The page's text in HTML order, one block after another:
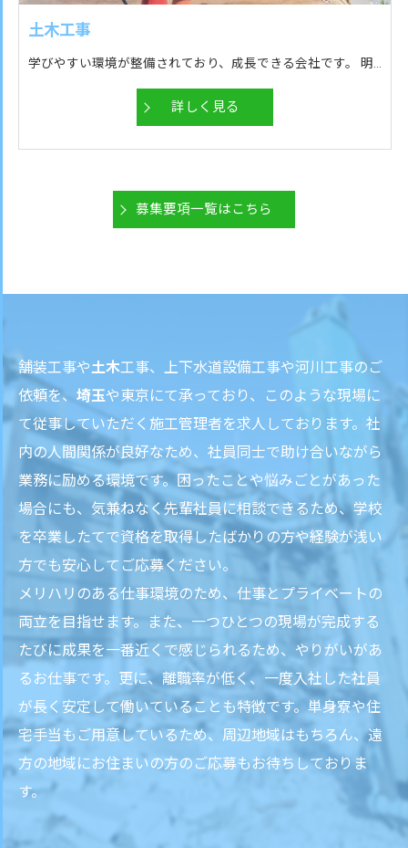
土木工事
学びやすい環境が整備されており、成長できる会社です。 明るい職場で、気軽に相談などもしやすく働きやすいです！ 社内の人間関係が良好なので、皆で助け合いながら仕事が出来るので孤立することがないです！ メリハリのある仕事環境なので、仕事と遊びが両立している会社だと思います。 現場が完成したら、成果が目に見えるので、やりがいを身近に感じられる仕事です！
詳しく見る
募集要項一覧はこちら
舗装工事や土木工事、上下水道設備工事や河川工事のご
依頼を、 埼玉や東京にて承っており、このような現場に
て従事していただく施工管理者を求人しております。社
内の人間関係が良好なため、社員同士で助け合いながら
業務に励める環境です。困ったことや悩みごとがあった
場合にも、気兼ねなく先輩社員に相談できるため、学校
を卒業したてで資格を取得したばかりの方や経験が浅い
方でも安心してご応募ください。
メリハリのある仕事環境のため、仕事とプライベートの
両立を目指せます。また、一つひとつの現場が完成する
たびに成果を一番近くで感じられるため、やりがいがあ
るお仕事です。更に、離職率が低く、一度入社した社員
が長く安定して働いていることも特徴です。単身寮や住
宅手当もご用意しているため、周辺地域はもちろん、遠
方の地域にお住まいの方のご応募もお待ちしておりま
す。